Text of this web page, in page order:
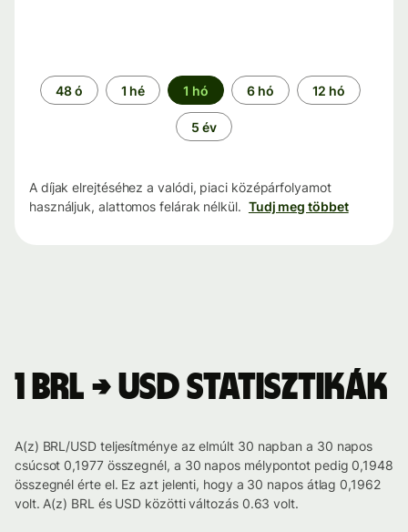
Időszak
48 ó 1 hé 1 hó 6 hó 12 hó
5 év
A díjak elrejtéséhez a valódi, piaci középárfolyamot
használjuk, alattomos felárak nélkül. Tudj meg többet
1 BRL → USD statisztikák
A(z) BRL/USD teljesítménye az elmúlt 30 napban a 30 napos
csúcsot 0,1977 összegnél, a 30 napos mélypontot pedig 0,1948
összegnél érte el. Ez azt jelenti, hogy a 30 napos átlag 0,1962
volt. A(z) BRL és USD közötti változás 0.63 volt.